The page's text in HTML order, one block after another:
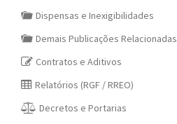
Dispensas e Inexigibilidades
Demais Publicações Relacionadas
Contratos e Aditivos
Relatórios (RGF / RREO)
Decretos e Portarias